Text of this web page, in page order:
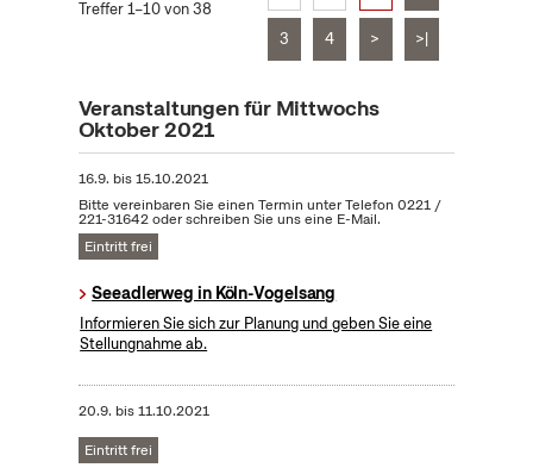
Treffer 1–10 von 38
3
4 > >|
Veranstaltungen für Mittwochs
Oktober 2021
16.9. bis15.10.2021
Bitte vereinbaren Sie einen Termin unter Telefon 0221 /
221-31642 oder schreiben Sie uns eine E-Mail.
Eintritt frei
Seeadlerweg in Köln-Vogelsang
Informieren Sie sich zur Planung und geben Sie eine
Stellungnahme ab.
20.9. bis11.10.2021
Eintritt frei